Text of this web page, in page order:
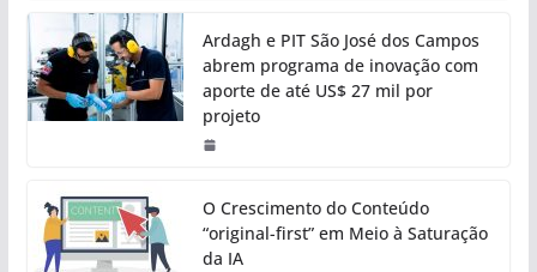
Ardagh e PIT São José dos Campos
abrem programa de inovação com
aporte de até US$ 27 mil por
projeto
O Crescimento do Conteúdo
“original-first” em Meio à Saturação
da IA